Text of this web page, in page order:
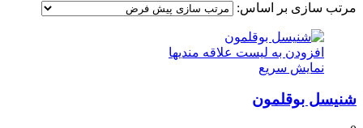
مرتب سازی بر اساس:
افزودن به لیست علاقه مندیها
نمایش سریع
شنیسل بوقلمون